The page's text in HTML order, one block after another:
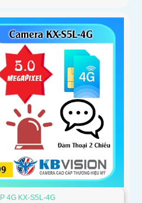
4G KX-S5L-4G